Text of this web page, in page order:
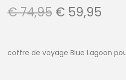
€74,95 € 59,95
coffre de voyage Blue Lagoon